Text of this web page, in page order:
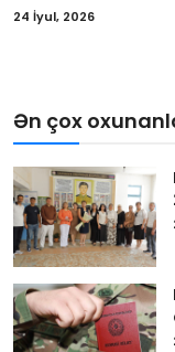
24 İyul, 2026
Ən çox